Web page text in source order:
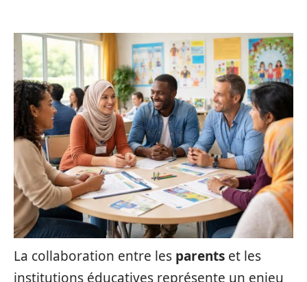
La collaboration entre les parents et les
institutions éducatives représente un enjeu